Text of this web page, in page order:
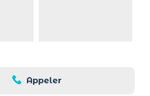
Appeler